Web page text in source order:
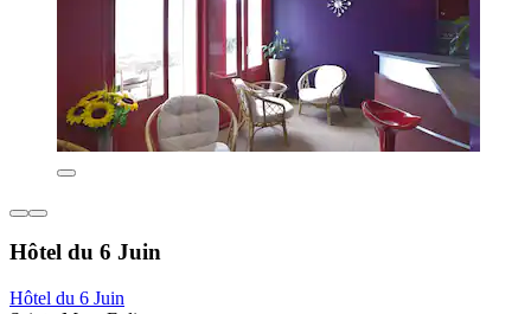
Hôtel du 6 Juin
Hôtel du 6 Juin